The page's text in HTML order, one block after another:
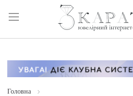
Skip
Content
Головна